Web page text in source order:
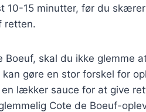
10-15 minutter, før du
retten.
Boeuf, skal du ikke glemme
gøre en stor forskel for
lækker sauce for at give
Cote de Boeuf-